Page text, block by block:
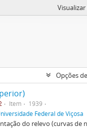
Opções
Item
1939
Federal de Viçosa
do relevo (curvas de